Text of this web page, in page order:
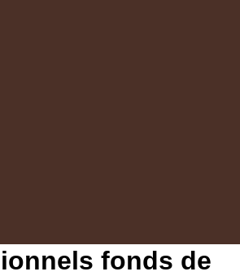
fonds de